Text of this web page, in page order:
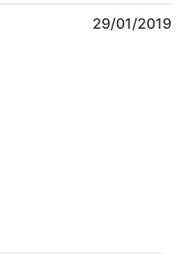
29/01/2019